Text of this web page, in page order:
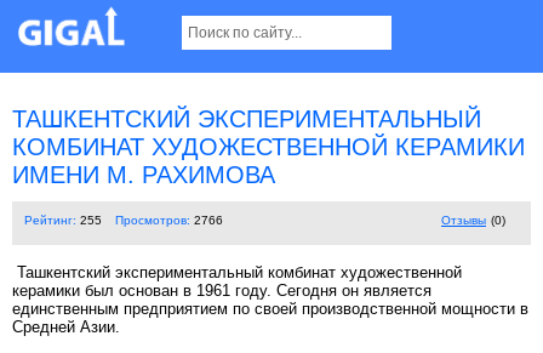
ТАШКЕНТСКИЙ ЭКСПЕРИМЕНТАЛЬНЫЙ
КОМБИНАТ ХУДОЖЕСТВЕННОЙ КЕРАМИКИ
ИМЕНИ М. РАХИМОВА
Рейтинг: 255 Просмотров: 2766 Отзывы (0)
Ташкентский экспериментальный комбинат художественной
керамики был основан в 1961 году. Сегодня он является
единственным предприятием по своей производственной мощности в
Средней Азии.